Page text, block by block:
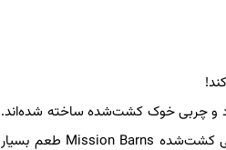
و چربی خوک کشت‌شده ساخته شده‌اند.
برخلاف بسیاری از محصولات پروتئین گیاهی که برای بهتر کردن طعم نیاز به افزودنی‌های مصنوعی دارند، چربی کشت‌شده Mission Barns طعم بسیار